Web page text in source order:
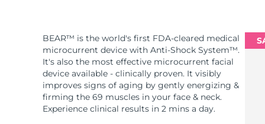
BEAR™ is the world's first FDA-cleared medical
microcurrent device with Anti-Shock System™.
It's also the most effective microcurrent facial
device available - clinically proven. It visibly
improves signs of aging by gently energizing &
firming the 69 muscles in your face & neck.
Experience clinical results in 2 mins a day.